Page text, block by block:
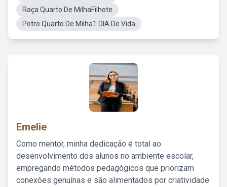
Raça Quarto De MilhaFilhote
Potro Quarto De Milha1 DIA De Vida
Emelie
Como mentor, minha dedicação é total ao
desenvolvimento dos alunos no ambiente escolar,
empregando métodos pedagógicos que priorizam
conexões genuínas e são alimentados por criatividade